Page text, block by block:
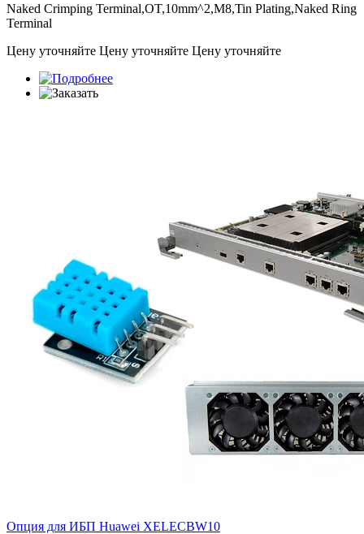
Naked Crimping Terminal,OT,10mm^2,M8,Tin Plating,Naked Ring
Terminal
Цену уточняйте Цену уточняйте Цену уточняйте
Опция для ИБП Huawei XELECBW10